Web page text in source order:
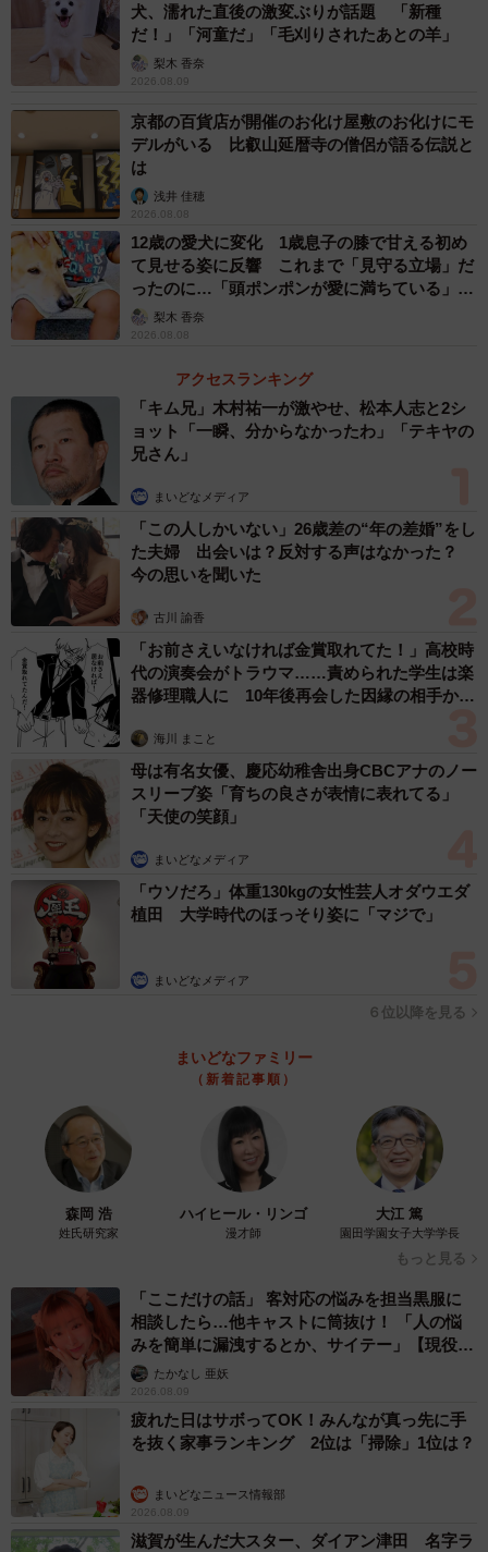
犬、濡れた直後の激変ぶりが話題 「新種
だ！」「河童だ」「毛刈りされたあとの羊」
梨木 香奈
2026.08.09
京都の百貨店が開催のお化け屋敷のお化けにモ
デルがいる 比叡山延暦寺の僧侶が語る伝説と
は
浅井 佳穂
2026.08.08
12歳の愛犬に変化 1歳息子の膝で甘える初め
て見せる姿に反響 これまで「見守る立場」だ
ったのに…「頭ポンポンが愛に満ちている」
「尊…」
梨木 香奈
2026.08.08
アクセスランキング
「キム兄」木村祐一が激やせ、松本人志と2シ
ョット「一瞬、分からなかったわ」「テキヤの
兄さん」
まいどなメディア
「この人しかいない」26歳差の“年の差婚”をし
た夫婦 出会いは？反対する声はなかった？
今の思いを聞いた
古川 諭香
「お前さえいなければ金賞取れてた！」高校時
代の演奏会がトラウマ……責められた学生は楽
器修理職人に 10年後再会した因縁の相手から
海川 まこと
母は有名女優、慶応幼稚舎出身CBCアナのノー
スリーブ姿「育ちの良さが表情に表れてる」
「天使の笑顔」
まいどなメディア
「ウソだろ」体重130kgの女性芸人オダウエダ
植田 大学時代のほっそり姿に「マジで」
まいどなメディア
６位以降を見る
まいどなファミリー
（新着記事順）
森岡 浩
姓氏研究家
ハイヒール・リンゴ
漫才師
大江 篤
園田学園女子大学学長
もっと見る
「ここだけの話」 客対応の悩みを担当黒服に
相談したら…他キャストに筒抜け！ 「人の悩
みを簡単に漏洩するとか、サイテー」【現役キ
ャストに取材】
たかなし 亜妖
2026.08.09
疲れた日はサボってOK！みんなが真っ先に手
を抜く家事ランキング 2位は「掃除」1位は？
まいどなニュース情報部
2026.08.09
滋賀が生んだ大スター、ダイアン津田 名字ラ